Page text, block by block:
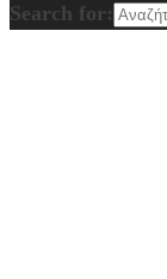
Search for: